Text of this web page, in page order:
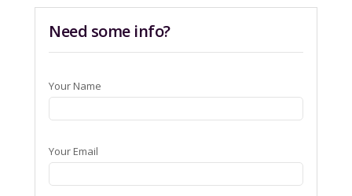
Need some info?
Your Name
Your Email